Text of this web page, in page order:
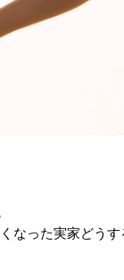
なった実家どうす